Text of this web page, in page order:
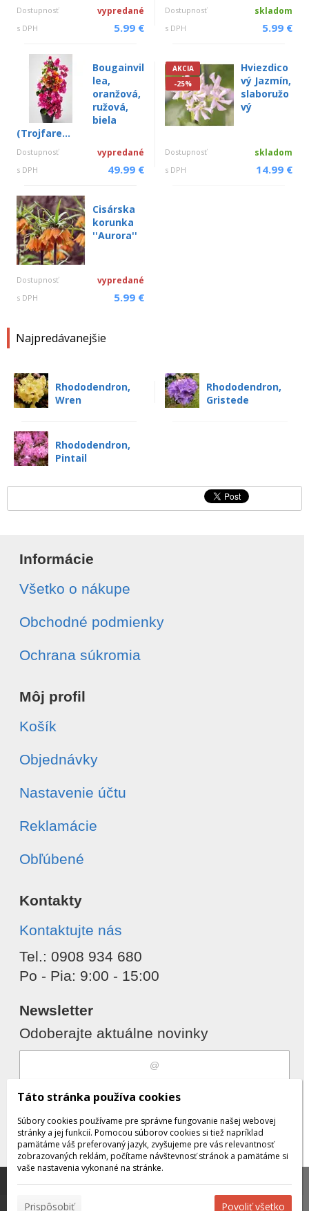
Dostupnosť vypredané
s DPH 5.99 €
Dostupnosť skladom
s DPH 5.99 €
Bougainvil
lea,
oranžová,
ružová,
biela
(Trojfare...
Dostupnosť vypredané
s DPH 49.99 €
AKCIA
-25%
Hviezdico
vý Jazmín,
slaboružo
vý
Dostupnosť skladom
s DPH 14.99 €
Cisárska
korunka
''Aurora''
Dostupnosť vypredané
s DPH 5.99 €
Najpredávanejšie
Rhododendron,
Wren
Rhododendron,
Gristede
Rhododendron,
Pintail
Informácie
Všetko o nákupe
Obchodné podmienky
Ochrana súkromia
Môj profil
Košík
Objednávky
Nastavenie účtu
Reklamácie
Obľúbené
Kontakty
Kontaktujte nás
Tel.: 0908 934 680
Po - Pia: 9:00 - 15:00
Newsletter
Odoberajte aktuálne novinky
Súhlasím sspracovaním osobných
údajov
Odobrať Pridať
pomáhajú poskytovať služby. Používaním našich služieb
vyjadrujete súhlas s používaním súborov cookies.Viac ✖
Táto stránka používa cookies
Súbory cookies používame pre správne fungovanie našej webovej
stránky a jej funkcií. Pomocou súborov cookies si tiež napríklad
pamätáme váš preferovaný jazyk, zvyšujeme pre vás relevantnosť
zobrazovaných reklám, počítame návštevnosť stránok a pamätáme si
vaše nastavenia vykonané na stránke.
Prispôsobiť Povoliť všetko